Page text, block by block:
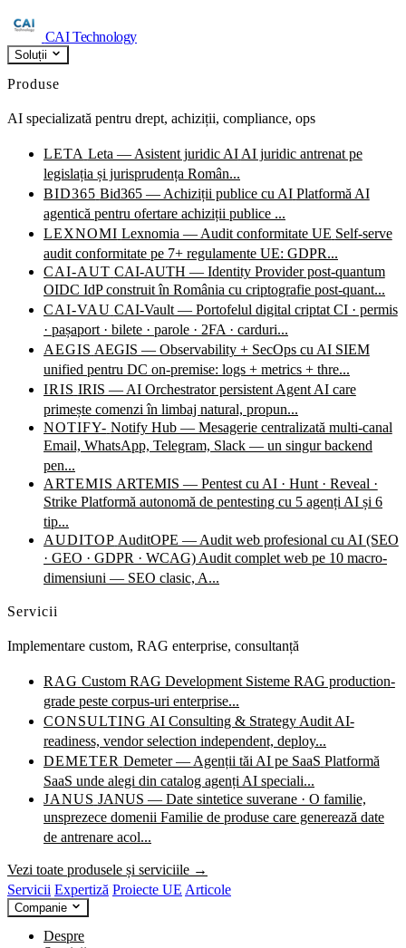
CAI Technology
Soluții
Produse
AI specializată pentru drept, achiziții, compliance, ops
LETA Leta — Asistent juridic AI AI juridic antrenat pe
legislația și jurisprudența Român...
BID365 Bid365 — Achiziții publice cu AI Platformă AI
agentică pentru ofertare achiziții publice ...
LEXNOMI Lexnomia — Audit conformitate UE Self-serve
audit conformitate pe 7+ regulamente UE: GDPR...
CAI-AUT CAI-AUTH — Identity Provider post-quantum
OIDC IdP construit în România cu criptografie post-quant...
CAI-VAU CAI-Vault — Portofelul digital criptat CI · permis
· pașaport · bilete · parole · 2FA · carduri...
AEGIS AEGIS — Observability + SecOps cu AI SIEM
unified pentru DC on-premise: logs + metrics + thre...
IRIS IRIS — AI Orchestrator persistent Agent AI care
primește comenzi în limbaj natural, propun...
NOTIFY- Notify Hub — Mesagerie centralizată multi-canal
Email, WhatsApp, Telegram, Slack — un singur backend
pen...
ARTEMIS ARTEMIS — Pentest cu AI · Hunt · Reveal ·
Strike Platformă autonomă de pentesting cu 5 agenți AI și 6
tip...
AUDITOP AuditOPE — Audit web profesional cu AI (SEO
· GEO · GDPR · WCAG) Audit complet web pe 10 macro-
dimensiuni — SEO clasic, A...
Servicii
Implementare custom, RAG enterprise, consultanță
RAG Custom RAG Development Sisteme RAG production-
grade peste corpus-uri enterprise...
CONSULTING AI Consulting & Strategy Audit AI-
readiness, vendor selection independent, deploy...
DEMETER Demeter — Agenții tăi AI pe SaaS Platformă
SaaS unde alegi din catalog agenți AI speciali...
JANUS JANUS — Date sintetice suverane · O familie,
unsprezece domenii Familie de produse care generează date
de antrenare acol...
Vezi toate produsele și serviciile →
Servicii Expertiză Proiecte UE Articole
Companie
Despre